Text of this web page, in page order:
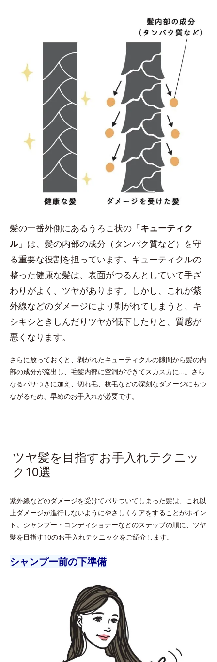
髪の一番外側にあるうろこ状の「キューティク
ル」は、髪の内部の成分（タンパク質など）を守
る重要な役割を担っています。キューティクルの
整った健康な髪は、表面がつるんとしていて手ざ
わりがよく、ツヤがあります。しかし、これが紫
外線などのダメージにより剥がれてしまうと、キ
シキシときしんだりツヤが低下したりと、質感が
悪くなります。
さらに放っておくと、剥がれたキューティクルの隙間から髪の内
部の成分が流出し、毛髪内部に空洞ができてスカスカに…。さら
なるパサつきに加え、切れ毛、枝毛などの深刻なダメージにもつ
ながるため、早めのお手入れが必要です。
ツヤ髪を目指すお手入れテクニッ
ク10選
紫外線などのダメージを受けてパサついてしまった髪は、これ以
上ダメージが進行しないようにやさしくケアをすることがポイン
ト。シャンプー・コンディショナーなどのステップの順に、ツヤ
髪を目指す10のお手入れテクニックをご紹介します。
シャンプー前の下準備